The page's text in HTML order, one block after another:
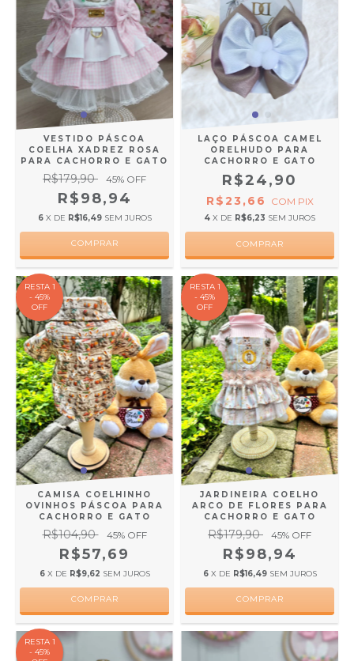
VESTIDO PÁSCOA
COELHA XADREZ ROSA
PARA CACHORRO E GATO
R$179,90 45% OFF
R$98,94
6 X DE R$16,49 SEM JUROS
COMPRAR
LAÇO PÁSCOA CAMEL
ORELHUDO PARA
CACHORRO E GATO
R$24,90
R$23,66 COM PIX
4 X DE R$6,23 SEM JUROS
RESTA 1
- 45%
OFF
CAMISA COELHINHO
OVINHOS PÁSCOA PARA
CACHORRO E GATO
R$104,90 45% OFF
R$57,69
6 X DE R$9,62 SEM JUROS
COMPRAR
RESTA 1
- 45%
OFF
JARDINEIRA COELHO
ARCO DE FLORES PARA
CACHORRO E GATO
R$179,90 45% OFF
R$98,94
6 X DE R$16,49 SEM JUROS
COMPRAR
RESTA 1
- 45%